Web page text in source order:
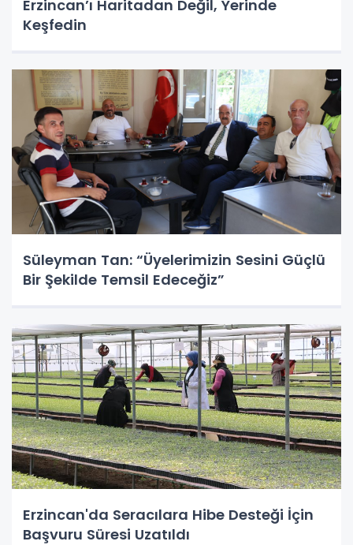
Erzincan’ı Haritadan Değil, Yerinde
Keşfedin
Süleyman Tan: “Üyelerimizin Sesini Güçlü
Bir Şekilde Temsil Edeceğiz”
Erzincan'da Seracılara Hibe Desteği İçin
Başvuru Süresi Uzatıldı